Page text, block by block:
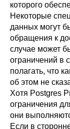
которого
Некоторые
данных могут
обращения к
случае может
ограничений в
полагать, что
об этом не
Хотя Postgres
ограничения
они
Если в